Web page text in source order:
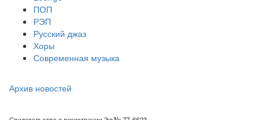
ПОП
РЭП
Русский джаз
Хоры
Современная музыка
Архив новостей